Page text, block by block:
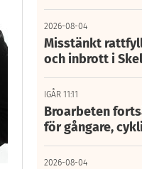
2026-08-04
Misstänkt
och inbrott i
IGÅR 11:11
Broarbeten
för gångare,
2026-08-04